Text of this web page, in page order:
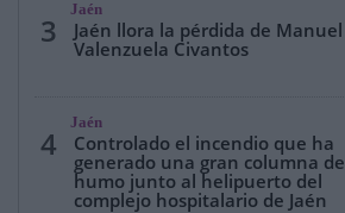
3
Jaén
Jaén llora la pérdida de Manuel
Valenzuela Civantos
4
Jaén
Controlado el incendio que ha
generado una gran columna de
humo junto al helipuerto del
complejo hospitalario de Jaén